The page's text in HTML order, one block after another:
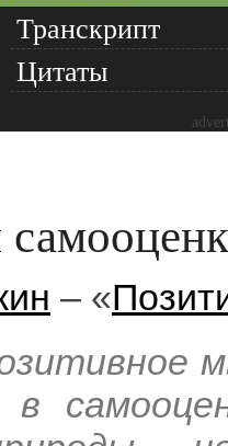
Транскрипт
Цитаты
– «
в